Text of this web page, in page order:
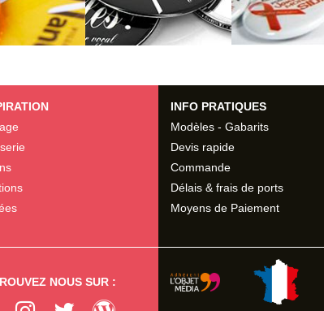
INFO PRATIQUES
Modèles - Gabarits
Devis rapide
Commande
Délais & frais de ports
Moyens de Paiement
NOUS SUR :